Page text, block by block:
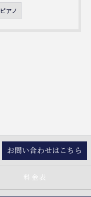
ピアノ
お問い合わせはこちら
料金表